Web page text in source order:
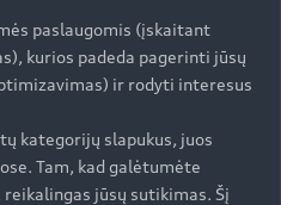
paslaugomis (įskaitant
kurios padeda pagerinti jūsų
ir rodyti interesus
kategorijų slapukus, juos
Tam, kad galėtumėte
jūsų sutikimas. Šį